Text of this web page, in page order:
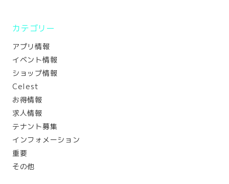
カテゴリー
アプリ情報
イベント情報
ショップ情報
Celest
お得情報
求人情報
テナント募集
インフォメーション
重要
その他